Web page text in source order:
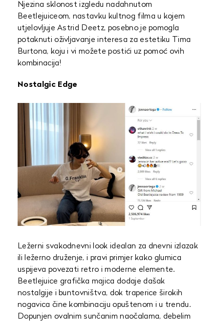
Njezina sklonost izgledu nadahnutom
Beetlejuiceom, nastavku kultnog filma u kojem
utjelovljuje Astrid Deetz, posebno je pomogla
potaknuti oživljavanje interesa za estetiku Tima
Burtona, koju i vi možete postići uz pomoć ovih
kombinacija!
Nostalgic Edge
Ležerni svakodnevni look idealan za dnevni izlazak
ili ležerno druženje, i pravi primjer kako glumica
uspijeva povezati retro i moderne elemente.
Beetlejuice grafička majica dodaje dašak
nostalgije i buntovništva, dok traperice širokih
nogavica čine kombinaciju opuštenom i u trendu.
Dopunjen ovalnim sunčanim naočalama, debelim